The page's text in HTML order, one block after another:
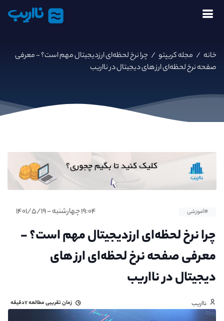
نااریب
خانه / مجله کریپتو / چرا نرخ لحظه‌ای ارزدیجیتال مهم است؟ - معرفی
صفحه نرخ لحظه‌ای ارز های دیجیتال در نااریب
#آموزشی ۱۹:۰۴ چهارشنبه - ۱۴۰۱/۵/۱۹
چرا نرخ لحظه‌ای ارزدیجیتال مهم است؟ -
معرفی صفحه نرخ لحظه‌ای ارز های
دیجیتال در نااریب
نااریب زمان تقریبی مطالعه۷دقیقه